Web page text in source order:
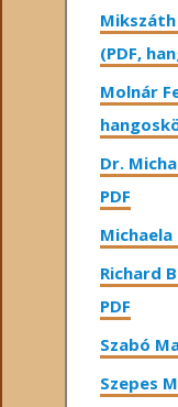
(PDF,
Molnár
Dr.
PDF
Michaela
Richard
PDF
Szabó
Szepes